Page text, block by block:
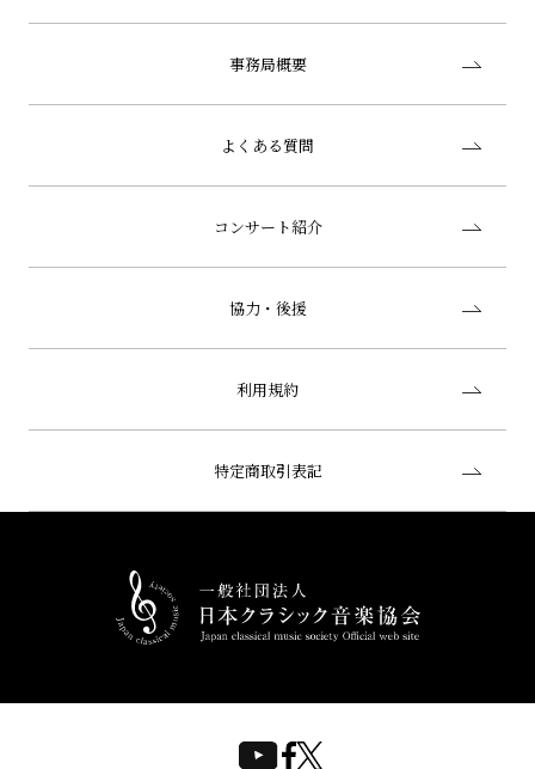
事務局概要
よくある質問
コンサート紹介
協力・後援
利用規約
特定商取引表記